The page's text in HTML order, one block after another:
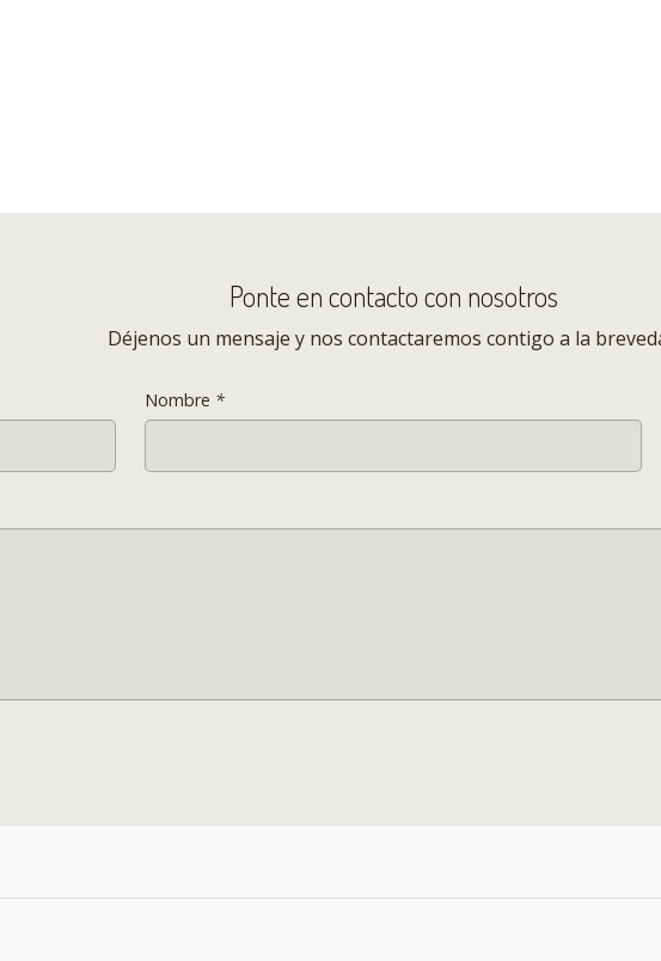
Ponte en contacto con nosotros
Déjenos un mensaje y nos contactaremos contigo a la
Nombre *